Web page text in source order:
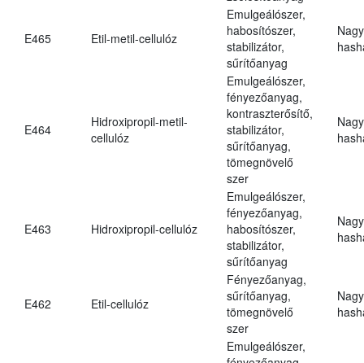
E465 Etil-metil-cellulóz
Emulgeálószer,
habosítószer,
stabilizátor,
sűrítőanyag
E464
Hidroxipropil-metil-
cellulóz
Emulgeálószer,
fényezőanyag,
kontraszterősítő,
stabilizátor,
sűrítőanyag,
tömegnövelő
szer
E463 Hidroxipropil-cellulóz
Emulgeálószer,
fényezőanyag,
habosítószer,
stabilizátor,
sűrítőanyag
E462 Etil-cellulóz
Fényezőanyag,
sűrítőanyag,
tömegnövelő
szer
Emulgeálószer,